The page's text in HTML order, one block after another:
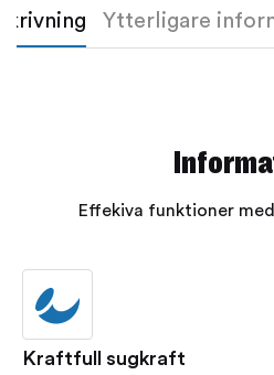
Ytterligare
Effekiva funktioner
Kraftfull sugkraft